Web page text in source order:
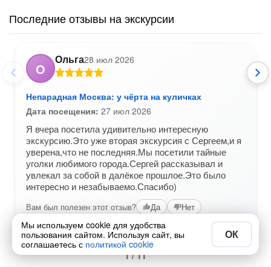
Последние отзывы на экскурсии
О
Ольга28 июл 2026
Непарадная Москва: у чёрта на куличках
Дата посещения: 27 июл 2026
Я вчера посетила удивительно интересную
экскурсию.Это уже вторая экскурсия с Сергеем,и я
уверена,что не последняя.Мы посетили тайные
уголки любимого города.Сергей рассказывал и
увлекал за собой в далёкое прошлое.Это было
интересно и незабываемо.Спасибо)
Вам был полезен этот отзыв? Да Нет
1 / 11
Мы используем cookie для удобства
пользования сайтом. Используя сайт, вы
соглашаетесь с политикой cookie
ОК